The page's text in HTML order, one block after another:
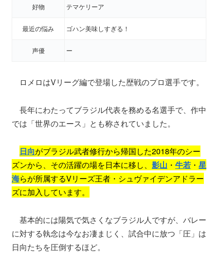
好物 テマケリーア
最近の悩み ゴハン美味しすぎる！
声優 ー
ロメロはVリーグ編で登場した歴戦のプロ選手です。
長年にわたってブラジル代表を務める名選手で、作中
では「世界のエース」とも称されていました。
日向がブラジル武者修行から帰国した2018年のシー
ズンから、その活躍の場を日本に移し、 影山 ・ 牛若 ・ 星
海らが所属するVリーズ王者・シュヴァイデンアドラー
ズに加入しています。
基本的には陽気で気さくなブラジル人ですが、バレー
に対する執念は今なお凄まじく、試合中に放つ「圧」は
日向たちを圧倒するほど。